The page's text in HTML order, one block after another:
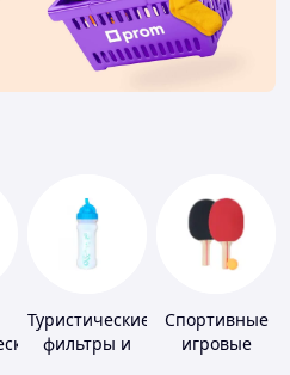
Туристические
фильтры и
Спортивные
игровые